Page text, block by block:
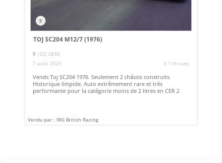
5
TOJ SC204 M12/7 (1976)
(32) GERS
7 août 2025
3 114 vues
Vends Toj SC204 1976. Seulement 2 châssis construits.
Historique limpide. Auto extrêmement rare et très
performante pour la catégorie moins de 2 litres en CER 2
Vendu par : WG British Racing